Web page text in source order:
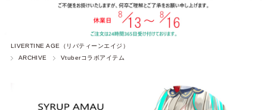
LIVERTINE AGE（リバティーンエイジ）
ARCHIVE
Vtuberコラボアイテム